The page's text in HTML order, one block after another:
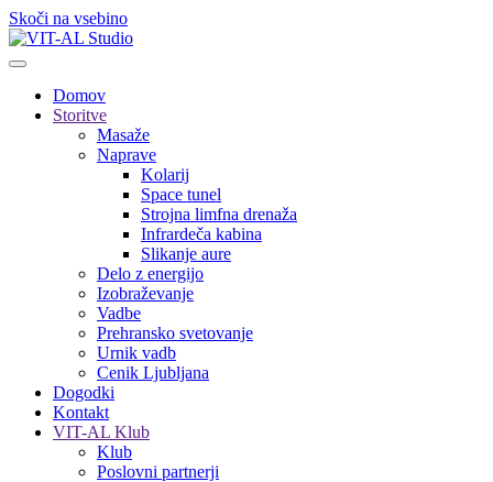
Skoči na vsebino
Domov
Storitve
Masaže
Naprave
Kolarij
Space tunel
Strojna limfna drenaža
Infrardeča kabina
Slikanje aure
Delo z energijo
Izobraževanje
Vadbe
Prehransko svetovanje
Urnik vadb
Cenik Ljubljana
Dogodki
Kontakt
VIT-AL Klub
Klub
Poslovni partnerji